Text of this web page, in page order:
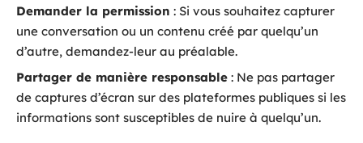
Demander la permission : Si vous souhaitez capturer
une conversation ou un contenu créé par quelqu’un
d’autre, demandez-leur au préalable.
Partager de manière responsable : Ne pas partager
de captures d’écran sur des plateformes publiques si les
informations sont susceptibles de nuire à quelqu’un.